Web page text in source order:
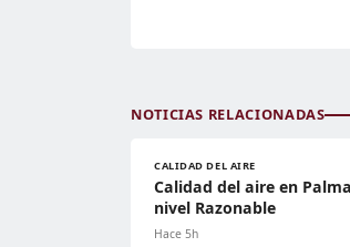
NOTICIAS RELACIONADAS
CALIDAD DEL AIRE
Calidad del aire en
nivel Razonable
Hace 5h